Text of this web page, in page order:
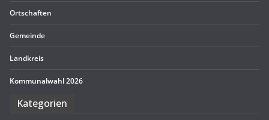
Ort­schaf­ten
Gemeinde
Land­kreis
Kom­mu­nal­wahl 2026
Kate­go­rien